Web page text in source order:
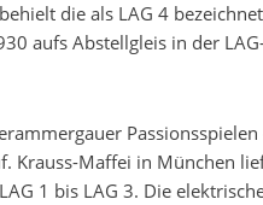
die als LAG 4
aufs Abstellgleis in der
Krauss-Maffei in München
1 bis LAG 3. Die